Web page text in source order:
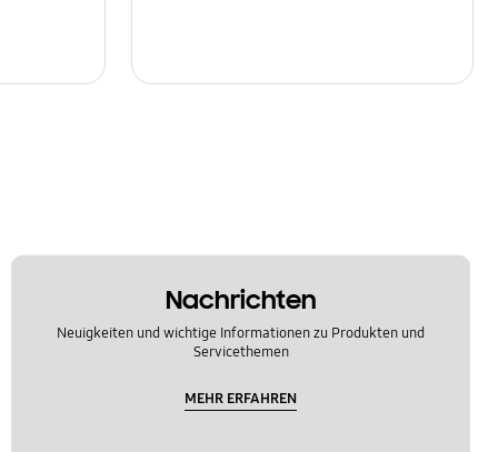
Nachrichten
Neuigkeiten und wichtige Informationen zu Produkten und
Servicethemen
MEHR ERFAHREN